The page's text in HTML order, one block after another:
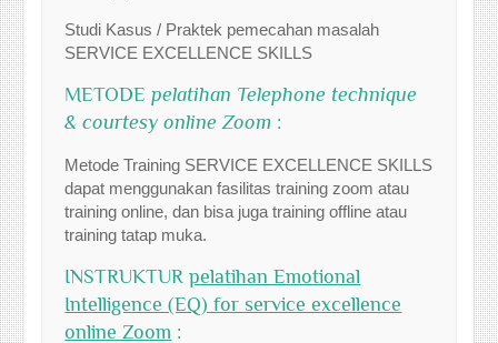
Studi Kasus / Praktek pemecahan masalah
SERVICE EXCELLENCE SKILLS
METODEpelatihan Telephone technique
& courtesy online Zoom :
Metode Training SERVICE EXCELLENCE SKILLS
dapat menggunakan fasilitas training zoom atau
training online, dan bisa juga training offline atau
training tatap muka.
INSTRUKTURpelatihan Emotional
Intelligence (EQ) for service excellence
online Zoom :